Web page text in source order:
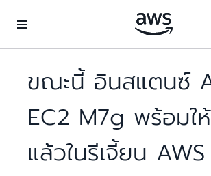
ขณะนี้ อินสแตนซ์
EC2 M7g พร้อมใ
แล้วในรีเจี้ยน AWS